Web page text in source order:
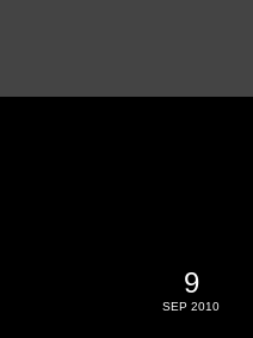
9
SEP 2010